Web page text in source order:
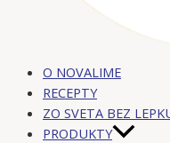
O NOVALIME
RECEPTY
ZO SVETA BEZ
PRODUKTY